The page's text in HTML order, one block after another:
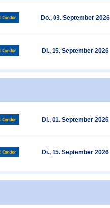
Do., 03. September 2026
Di., 15. September 2026
Di., 01. September 2026
Di., 15. September 2026